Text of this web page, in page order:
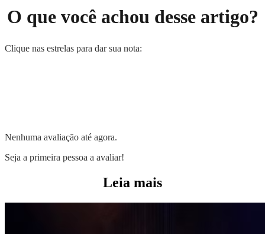
O que você achou desse artigo?
Clique nas estrelas para dar sua nota:
Nenhuma avaliação até agora.
Seja a primeira pessoa a avaliar!
Leia mais